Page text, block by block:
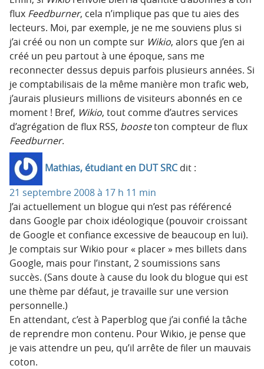
flux Feedburner, cela n’implique pas que tu aies des
lecteurs. Moi, par exemple, je ne me souviens plus si
j’ai créé ou non un compte sur Wikio, alors que j’en ai
créé un peu partout à une époque, sans me
reconnecter dessus depuis parfois plusieurs années. Si
je comptabilisais de la même manière mon trafic web,
j’aurais plusieurs millions de visiteurs abonnés en ce
moment ! Bref, Wikio, tout comme d’autres services
d’agrégation de flux RSS, boosteton compteur de flux
Feedburner.
Mathias, étudiant en DUT SRC dit :
21 septembre 2008 à 17 h 11 min
J’ai actuellement un blogue qui n’est pas référencé
dans Google par choix idéologique (pouvoir croissant
de Google et confiance excessive de beaucoup en lui).
Je comptais sur Wikio pour « placer » mes billets dans
Google, mais pour l’instant, 2 soumissions sans
succès. (Sans doute à cause du look du blogue qui est
une thème par défaut, je travaille sur une version
personnelle.)
En attendant, c’est à Paperblog que j’ai confié la tâche
de reprendre mon contenu. Pour Wikio, je pense que
je vais attendre un peu, qu’il arrête de filer un mauvais
coton.